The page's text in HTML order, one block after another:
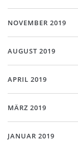
NOVEMBER 2019
AUGUST 2019
APRIL 2019
MÄRZ 2019
JANUAR 2019